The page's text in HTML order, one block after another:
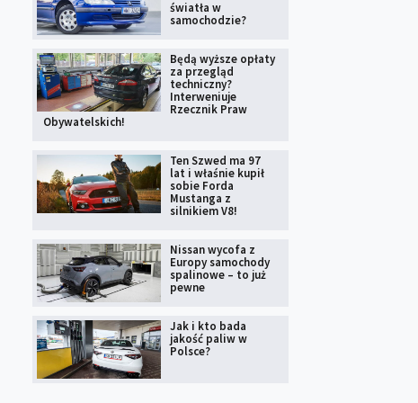
światła w
samochodzie?
Będą wyższe opłaty
za przegląd
techniczny?
Interweniuje
Rzecznik Praw
Obywatelskich!
Ten Szwed ma 97
lat i właśnie kupił
sobie Forda
Mustanga z
silnikiem V8!
Nissan wycofa z
Europy samochody
spalinowe – to już
pewne
Jak i kto bada
jakość paliw w
Polsce?